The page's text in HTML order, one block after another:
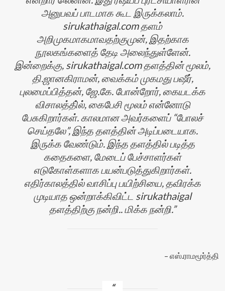
அனுபவப் பாடமாக கூட இருக்கலாம்.
sirukathaigal.com தளம்
அறிமுகமாகமாவதற்குமுன், இதற்காக
நூலகங்களைத் தேடி அலைந்துள்ளேன்.
இன்றைக்கு, sirukathaigal.com தளத்தின் மூலம்,
தி.ஜானகிராமன், வைக்கம் முகமது பஷீர்,
புலமைப்பித்தன், ஜே.கே. போன்றோர், கையடக்க
விசாலத்தி்ல், கைபேசி மூலம் என்னோடு
பேசுகிறார்கள். காலமான அவர்களைப் “போலச்
செய்தலே”, இந்த தளத்தின் அடிப்படையாக.
இருக்க வேண்டும். இந்த தளத்தில் படித்த
கதைகளை, மேடைப் பேச்சாளர்கள்
எடுகோள்களாக பயன்படுத்துகிறார்கள்.
எதிர்காலத்தில் வாசிப்பு பயிற்சியை, தவிரக்க
முடியாத ஒன்றாக்கிவிட்ட sirukathaigal
தளத்திற்கு நன்றி.. மிக்க நன்றி.
எஸ்.ராமமூர்த்தி